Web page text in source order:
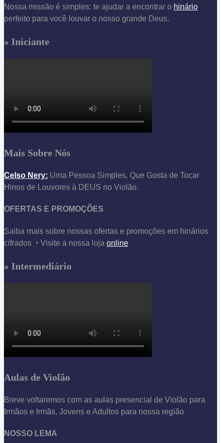
Nossa missão é simples: te ajudar a encontrar o hinário
perfeito para você louvar o nosso grande Deus.
» Iniciante
Mais Sobre Nós
Celso Nery: Uma Pessoa Simples, Que Gosta de Tocar
Hinos de Louvores à DEUS no Violão.
OFERTAS E PROMOÇÕES
Saiba mais sobre nossas ofertas e promoções em hinários
cifrados ‣ Visite a nossa loja online
» Intermediário
Aulas de Violão
Breve voltaremos com as aulas presencial de Violão para
Irmãos e Irmãs, Jovens e Adultos para nossa região
NOSSO LEMA